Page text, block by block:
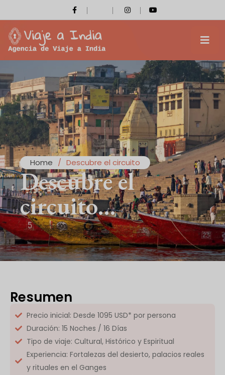
Home / Descubre el circuito
Descubre el
circuito…
Resumen
Precio inicial: Desde 1095 USD* por persona
Duración: 15 Noches / 16 Días
Tipo de viaje: Cultural, Histórico y Espiritual
Experiencia: Fortalezas del desierto, palacios reales
y rituales en el Ganges